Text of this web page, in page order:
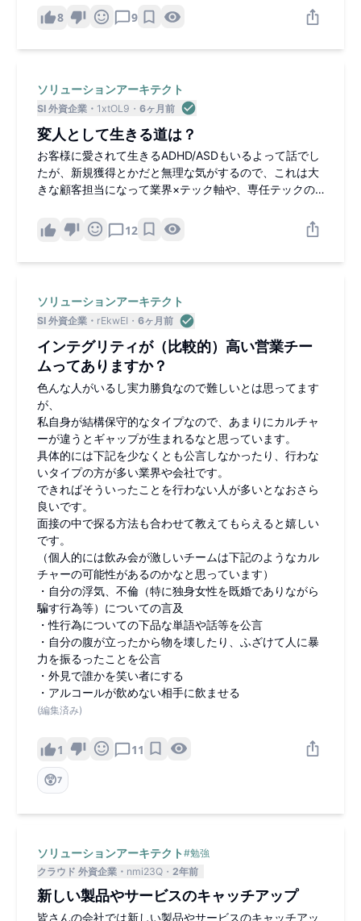
8 9
ソリューションアーキテクト
SI 外資企業 1xtOL9 6ヶ月前
変人として生きる道は？
お客様に愛されて生きるADHD/ASDもいるよって話でし
たが、新規獲得とかだと無理な気がするので、これは大
きな顧客担当になって業界×テック軸や、専任テックの
い人」になるってことですかね⋯⋯？？
12
ソリューションアーキテクト
SI 外資企業 rEkwEI 6ヶ月前
インテグリティが（比較的）高い営業チー
ムってありますか？
色んな人がいるし実力勝負なので難しいとは思ってます
が、
私自身が結構保守的なタイプなので、あまりにカルチャ
ーが違うとギャップが生まれるなと思っています。
具体的には下記を少なくとも公言しなかったり、行わな
いタイプの方が多い業界や会社です。
できればそういったことを行わない人が多いとなおさら
良いです。
面接の中で探る方法も合わせて教えてもらえると嬉しい
です。
（個人的には飲み会が激しいチームは下記のようなカル
チャーの可能性があるのかなと思っています）
・自分の浮気、不倫（特に独身女性を既婚でありながら
騙す行為等）についての言及
・性行為についての下品な単語や話等を公言
・自分の腹が立ったから物を壊したり、ふざけて人に暴
力を振るったことを公言
・外見で誰かを笑い者にする
・アルコールが飲めない相手に飲ませる
(編集済み)
1 11
😲7
ソリューションアーキテクト #勉強
クラウド 外資企業
nmi23Q 2年前
新しい製品やサービスのキャッチアップ
皆さんの会社では新しい製品やサービスのキャッチアッ